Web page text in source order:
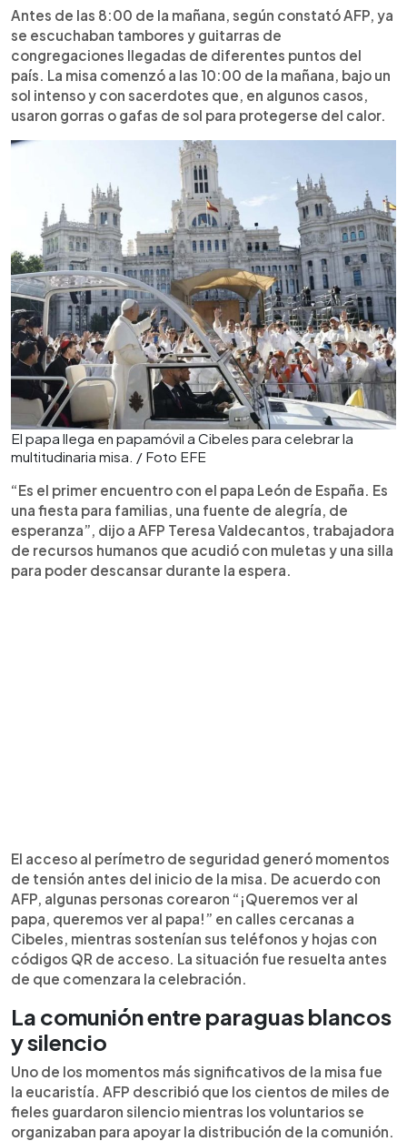
Antes de las 8:00 de la mañana, según constató AFP, ya
se escuchaban tambores y guitarras de
congregaciones llegadas de diferentes puntos del
país. La misa comenzó a las 10:00 de la mañana, bajo un
sol intenso y con sacerdotes que, en algunos casos,
usaron gorras o gafas de sol para protegerse del calor.
El papa llega en papamóvil a Cibeles para celebrar la
multitudinaria misa. / Foto EFE
“Es el primer encuentro con el papa León de España. Es
una fiesta para familias, una fuente de alegría, de
esperanza”, dijo a AFP Teresa Valdecantos, trabajadora
de recursos humanos que acudió con muletas y una silla
para poder descansar durante la espera.
El acceso al perímetro de seguridad generó momentos
de tensión antes del inicio de la misa. De acuerdo con
AFP, algunas personas corearon “¡Queremos ver al
papa, queremos ver al papa!” en calles cercanas a
Cibeles, mientras sostenían sus teléfonos y hojas con
códigos QR de acceso. La situación fue resuelta antes
de que comenzara la celebración.
La comunión entre paraguas blancos
y silencio
Uno de los momentos más significativos de la misa fue
la eucaristía. AFP describió que los cientos de miles de
fieles guardaron silencio mientras los voluntarios se
organizaban para apoyar la distribución de la comunión.